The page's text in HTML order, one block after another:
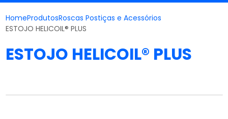
HomeProdutosRoscas Postiças e Acessórios
ESTOJO HELICOIL® PLUS
ESTOJO HELICOIL® PLUS